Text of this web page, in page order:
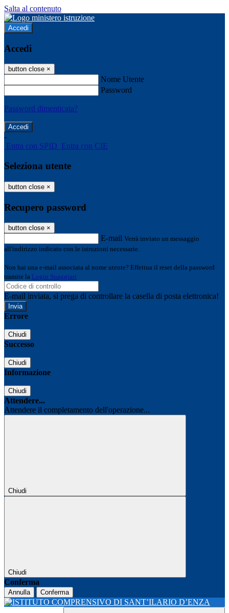
Salta al contenuto
Accedi
Accedi
button close ×
Nome Utente
Password
Password dimenticata?
-
Entra con SPID Entra con CIE
Seleziona utente
button close ×
Recupero password
button close ×
E-mail Verrà inviato un messaggio
all'indirizzo indicato con le istruzioni necessarie.
Non hai una e-mail associata al nome utente? Effettua il reset della password
tramite la Login Spaggiari
E-mail inviata, si prega di controllare la casella di posta elettronica!
Errore
Chiudi
Successo
Chiudi
Informazione
Chiudi
Attendere...
Attendere il completamento dell'operazione...
Chiudi
Chiudi
Conferma
Annulla Conferma